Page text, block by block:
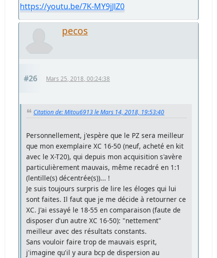
https://youtu.be/7K-MY9jJlZ0
pecos
#26 Mars 25, 2018, 00:24:38
Citation de: Mitou6913 le Mars 14, 2018, 19:53:40
Personnellement, j'espère que le PZ sera meilleur
que mon exemplaire XC 16-50 (neuf, acheté en kit
avec le X-T20), qui depuis mon acquisition s'avère
particulièrement mauvais, même recadré en 1:1
(lentille(s) décentrée(s))... !
Je suis toujours surpris de lire les éloges qui lui
sont faites. Il faut que je me décide à retourner ce
XC. J'ai essayé le 18-55 en comparaison (faute de
disposer d'un autre XC 16-50): "nettement"
meilleur avec des résultats constants.
Sans vouloir faire trop de mauvais esprit,
j'imagine qu'il y aura bcp de dispersion au